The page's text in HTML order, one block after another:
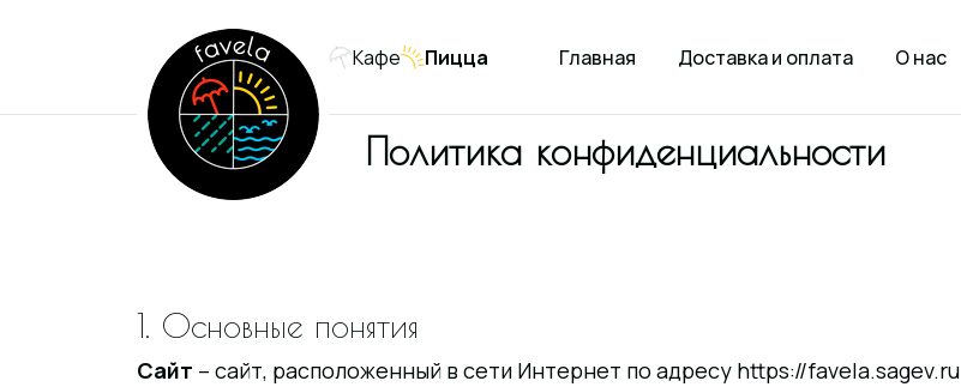
Главная Доставка и оплата О нас
Кафе Пицца
Политика конфиденциальности
1. Основные понятия
Сайт – сайт, расположенный в сети Интернет по адресу https://favela.sagev.ru